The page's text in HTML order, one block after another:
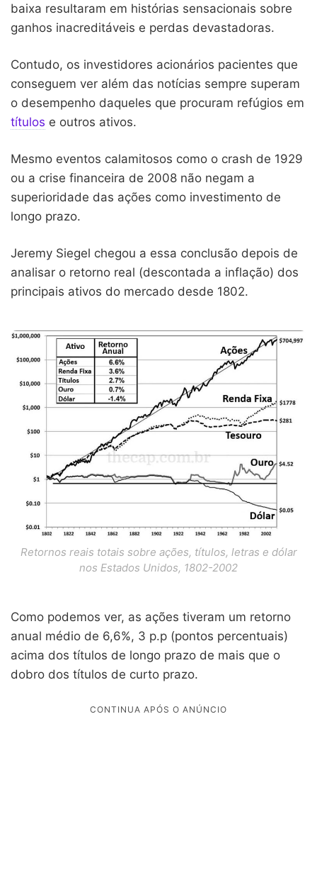
baixa resultaram em histórias sensacionais sobre
ganhos inacreditáveis e perdas devastadoras.
Contudo, os investidores acionários pacientes que
conseguem ver além das notícias sempre superam
o desempenho daqueles que procuram refúgios em
títulos e outros ativos.
Mesmo eventos calamitosos como o crash de 1929
ou a crise financeira de 2008 não negam a
superioridade das ações como investimento de
longo prazo.
Jeremy Siegel chegou a essa conclusão depois de
analisar o retorno real (descontada a inflação) dos
principais ativos do mercado desde 1802.
Retornos reais totais sobre ações, títulos, letras e dólar
nos Estados Unidos, 1802-2002
Como podemos ver, as ações tiveram um retorno
anual médio de 6,6%, 3 p.p (pontos percentuais)
acima dos títulos de longo prazo de mais que o
dobro dos títulos de curto prazo.